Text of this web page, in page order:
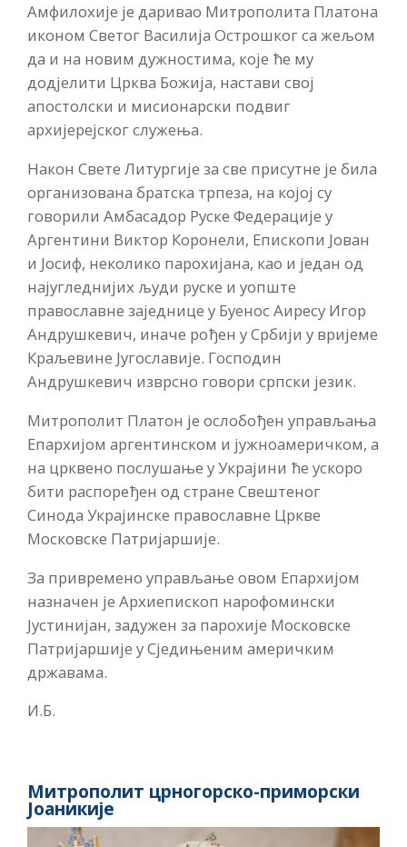
Амфилохије је даривао Митрополита Платона
иконом Светог Василија Острошког са жељом
да и на новим дужностима, које ће му
додјелити Црква Божија, настави свој
апостолски и мисионарски подвиг
архијерејског служења.
Након Свете Литургије за све присутне је била
организована братска трпеза, на којој су
говорили Амбасадор Руске Федерације у
Аргентини Виктор Коронели, Епископи Јован
и Јосиф, неколико парохијана, као и један од
најугледнијих људи руске и уопште
православне заједнице у Буенос Аиресу Игор
Андрушкевич, иначе рођен у Србији у вријеме
Краљевине Југославије. Господин
Андрушкевич изврсно говори српски језик.
Митрополит Платон је ослобођен управљања
Епархијом аргентинском и јужноамеричком, а
на црквено послушање у Украјини ће ускоро
бити распоређен од стране Свештеног
Синода Украјинске православне Цркве
Московске Патријаршије.
За привремено управљање овом Епархијом
назначен је Архиепископ нарофомински
Јустинијан, задужен за парохије Московске
Патријаршије у Сједињеним америчким
државама.
И.Б.
Митрополит црногорско-приморски
Јоаникије